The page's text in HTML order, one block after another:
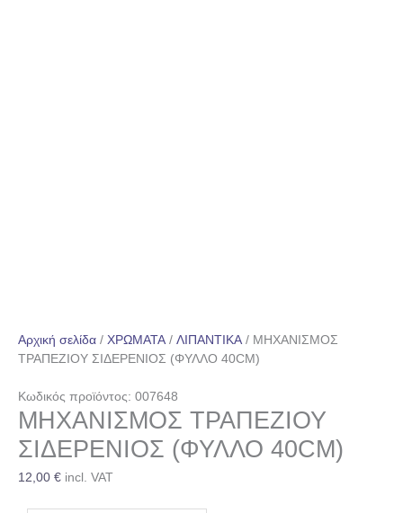
Αρχική σελίδα / ΧΡΩΜΑΤΑ / ΛΙΠΑΝΤΙΚΑ / ΜΗΧΑΝΙΣΜΟΣ
ΤΡΑΠΕΖΙΟΥ ΣΙΔΕΡΕΝΙΟΣ (ΦΥΛΛΟ 40CM)
Κωδικός προϊόντος: 007648
ΜΗΧΑΝΙΣΜΟΣ ΤΡΑΠΕΖΙΟΥ
ΣΙΔΕΡΕΝΙΟΣ (ΦΥΛΛΟ 40CM)
12,00 € incl. VAT